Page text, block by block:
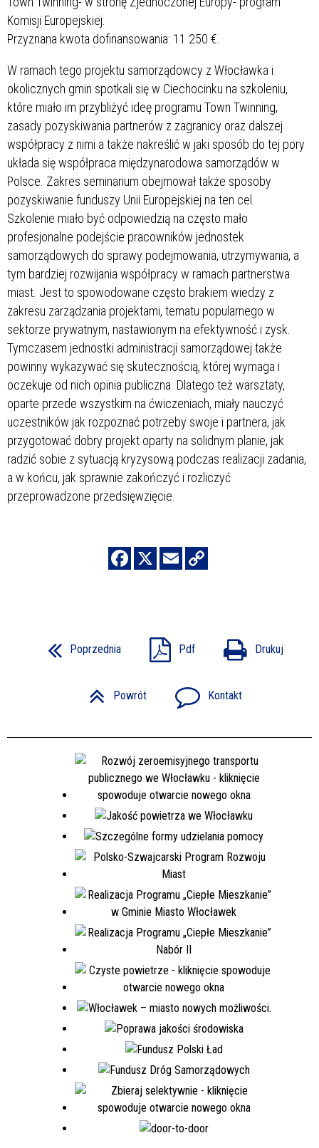
Komisji Europejskiej.
Przyznana kwota dofinansowania: 11 250 €.
W ramach tego projektu samorządowcy z Włocławka i
okolicznych gmin spotkali się w Ciechocinku na szkoleniu,
które miało im przybliżyć ideę programu Town Twinning,
zasady pozyskiwania partnerów z zagranicy oraz dalszej
współpracy z nimi a także nakreślić w jaki sposób do tej pory
układa się współpraca międzynarodowa samorządów w
Polsce. Zakres seminarium obejmował także sposoby
pozyskiwanie funduszy Unii Europejskiej na ten cel.
Szkolenie miało być odpowiedzią na często mało
profesjonalne podejście pracowników jednostek
samorządowych do sprawy podejmowania, utrzymywania, a
tym bardziej rozwijania współpracy w ramach partnerstwa
miast. Jest to spowodowane często brakiem wiedzy z
zakresu zarządzania projektami, tematu popularnego w
sektorze prywatnym, nastawionym na efektywność i zysk.
Tymczasem jednostki administracji samorządowej także
powinny wykazywać się skutecznością, której wymaga i
oczekuje od nich opinia publiczna. Dlatego też warsztaty,
oparte przede wszystkim na ćwiczeniach, miały nauczyć
uczestników jak rozpoznać potrzeby swoje i partnera, jak
przygotować dobry projekt oparty na solidnym planie, jak
radzić sobie z sytuacją kryzysową podczas realizacji zadania,
a w końcu, jak sprawnie zakończyć i rozliczyć
przeprowadzone przedsięwzięcie.
Poprzednia Pdf Drukuj
Powrót Kontakt